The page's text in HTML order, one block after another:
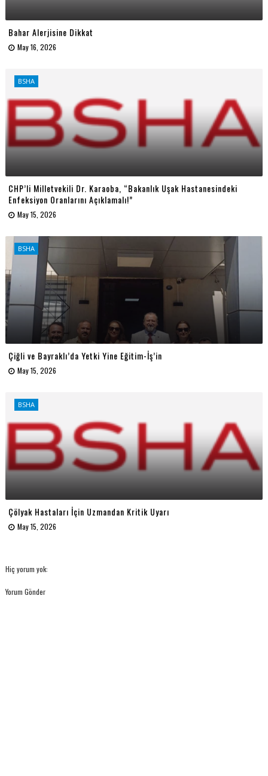
Bahar Alerjisine Dikkat
May 16, 2026
BSHA
CHP’li Milletvekili Dr. Karaoba, “Bakanlık Uşak Hastanesindeki
Enfeksiyon Oranlarını Açıklamalı!”
May 15, 2026
BSHA
Çiğli ve Bayraklı’da Yetki Yine Eğitim-İş’in
May 15, 2026
BSHA
Çölyak Hastaları İçin Uzmandan Kritik Uyarı
May 15, 2026
Hiç yorum yok:
Yorum Gönder